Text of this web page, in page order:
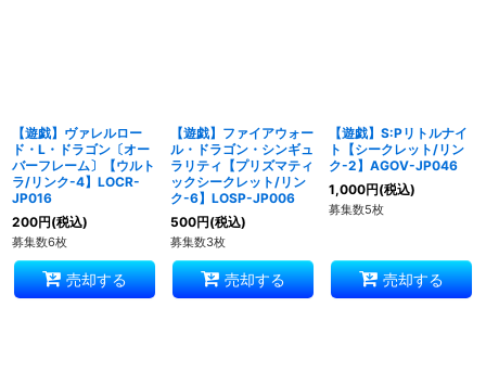
【遊戯】ヴァレルロー
ド・L・ドラゴン〔オー
バーフレーム〕【ウルト
ラ/リンク-4】LOCR-
JP016
200円(税込)
募集数6枚
売却する
【遊戯】ファイアウォー
ル・ドラゴン・シンギュ
ラリティ【プリズマティ
ックシークレット/リン
ク-6】LOSP-JP006
500円(税込)
募集数3枚
売却する
【遊戯】S:Pリトルナイ
ト【シークレット/リン
ク-2】AGOV-JP046
1,000円(税込)
募集数5枚
売却する